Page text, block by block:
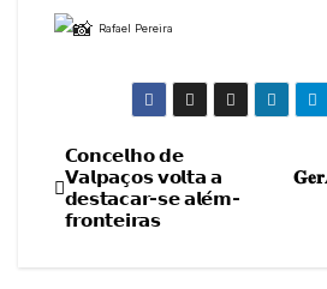
Rafael Pereira
Navegação
de
𝗖𝗼𝗻𝗰𝗲𝗹𝗵𝗼 𝗱𝗲
𝗩𝗮𝗹𝗽𝗮𝗰̧𝗼𝘀 𝘃𝗼𝗹𝘁𝗮 𝗮
𝗱𝗲𝘀𝘁𝗮𝗰𝗮𝗿-𝘀𝗲 𝗮𝗹𝗲́𝗺-
𝗳𝗿𝗼𝗻𝘁𝗲𝗶𝗿𝗮𝘀